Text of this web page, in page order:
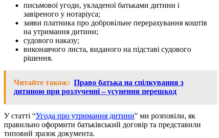
письмової угоди, укладеної батьками дитини і
завіреного у нотаріуса;
заяви платника про добровільне перерахування коштів
на утримання дитини;
судового наказу;
виконавчого листа, виданого на підставі судового
рішення.
Читайте також: Право батька на спілкування з
дитиною при розлученні – усунення перешкод
У статті “Угода про утримання дитини” ми розповіли, як
правильно оформити батьківський договір та представили
типовий зразок документа.